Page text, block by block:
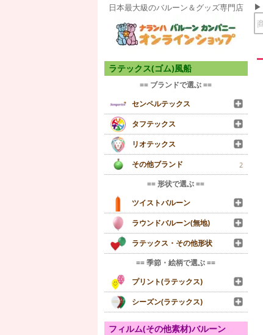
日本最大級のバルーン＆グッズ専門店
ラテックス(ゴム)風船
== ブランドで選ぶ ==
センペルテックス
タフテックス
リオテックス
その他ブランド
2
== 形状で選ぶ ==
ツイストバルーン
ラウンドバルーン(無地)
ラテックス・その他形状
== 季節・絵柄で選ぶ ==
プリント(ラテックス)
シーズン(ラテックス)
フィルム(その他素材)バルーン